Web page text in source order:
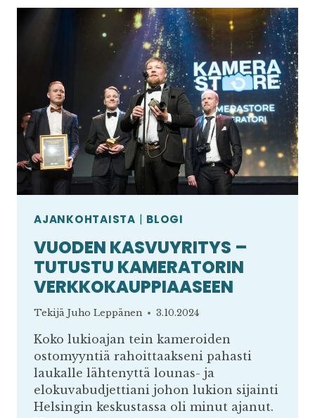
KOMPASSINA
KUNHAN
ANALYSOIDAAN
AJANKOHTAISTA | BLOGI
VUODEN KASVUYRITYS –
TUTUSTU KAMERATORIN
VERKKOKAUPPIAASEEN
Tekijä Juho Leppänen 3.10.2024
Koko lukioajan tein kameroiden
ostomyyntiä rahoittaakseni pahasti
laukalle lähtenyttä lounas- ja
elokuvabudjettiani johon lukion sijainti
Helsingin keskustassa oli minut ajanut.